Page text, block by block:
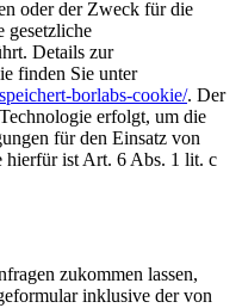
oder der Zweck für die
gesetzliche
Details zur
finden Sie unter
borlabs-cookie/. Der
erfolgt, um die
für den Einsatz von
hierfür ist Art. 6 Abs. 1 lit. c
zukommen lassen,
inklusive der von